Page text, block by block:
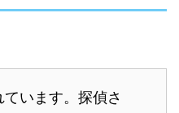
います。探偵さ